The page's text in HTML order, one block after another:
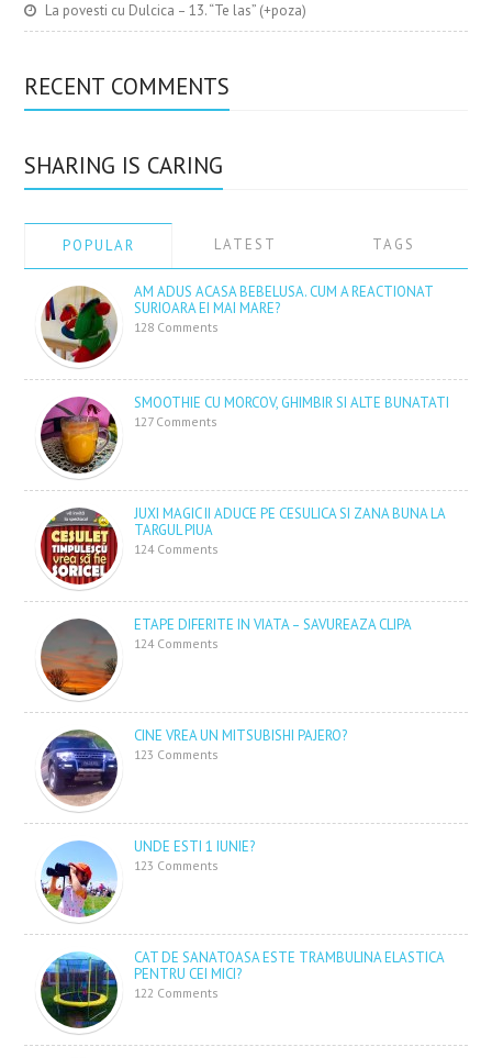
La povesti cu Dulcica – 13. “Te las” (+poza)
RECENT COMMENTS
SHARING IS CARING
POPULAR LATEST TAGS
AM ADUS ACASA BEBELUSA. CUM A REACTIONAT
SURIOARA EI MAI MARE?
128 Comments
SMOOTHIE CU MORCOV, GHIMBIR SI ALTE BUNATATI
127 Comments
JUXI MAGIC II ADUCE PE CESULICA SI ZANA BUNA LA
TARGUL PIUA
124 Comments
ETAPE DIFERITE IN VIATA – SAVUREAZA CLIPA
124 Comments
CINE VREA UN MITSUBISHI PAJERO?
123 Comments
UNDE ESTI 1 IUNIE?
123 Comments
CAT DE SANATOASA ESTE TRAMBULINA ELASTICA
PENTRU CEI MICI?
122 Comments